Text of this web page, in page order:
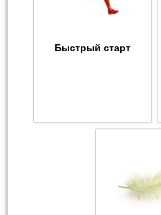
Быстрый старт